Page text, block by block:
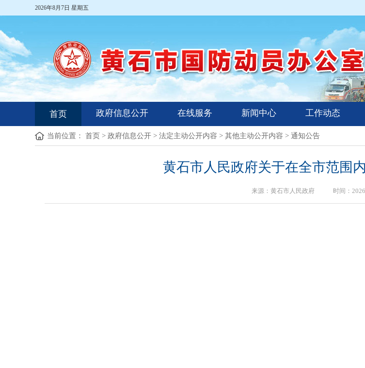
2026年8月7日 星期五
首页 政府信息公开 在线服务 新闻中心 工作动态
当前位置： 首页 > 政府信息公开 > 法定主动公开内容 > 其他主动公开内容 > 通知公告
黄石市人民政府关于在全市范围
来源：黄石市人民政府 时间：2026-